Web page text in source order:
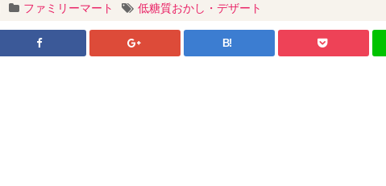
ファミリーマート 低糖質おかし・デザート
B!